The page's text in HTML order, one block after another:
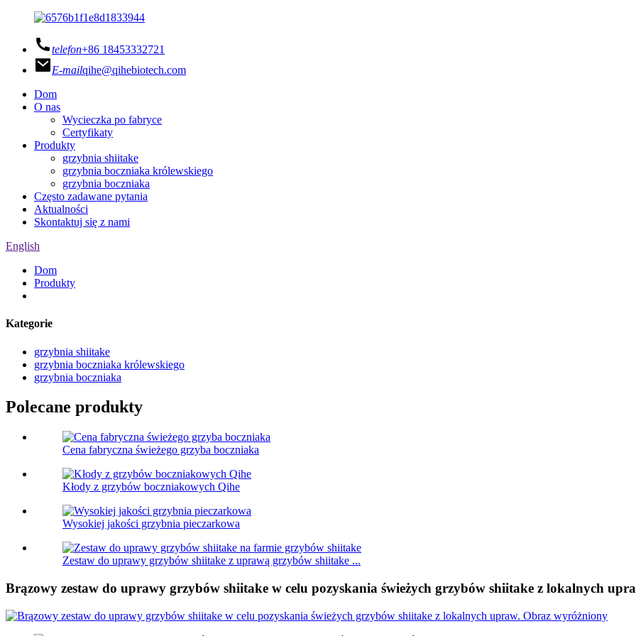
telefon+86 18453332721
E-mailqihe@qihebiotech.com
Dom
O nas
Wycieczka po fabryce
Certyfikaty
Produkty
grzybnia shiitake
grzybnia boczniaka królewskiego
grzybnia boczniaka
Często zadawane pytania
Aktualności
Skontaktuj się z nami
English
Dom
Produkty
Kategorie
grzybnia shiitake
grzybnia boczniaka królewskiego
grzybnia boczniaka
Polecane produkty
Cena fabryczna świeżego grzyba boczniaka
Kłody z grzybów boczniakowych Qihe
Wysokiej jakości grzybnia pieczarkowa
Zestaw do uprawy grzybów shiitake z uprawą grzybów shiitake ...
Brązowy zestaw do uprawy grzybów shiitake w celu pozyskania świeżych grzybów shiitake z lokalnych